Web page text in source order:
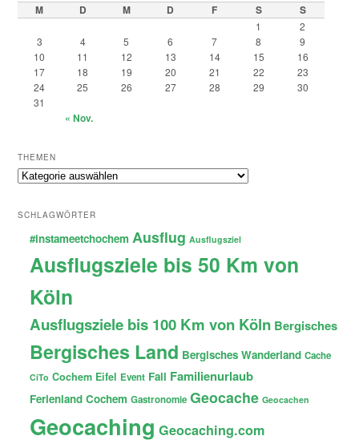
M D M D F S S
1
2
3
4 5 6 7 8
9
10
11 12 13 14 15
16
17
18 19 20 21 22
23
24
25 26 27 28 29
30
31
« Nov.
THEMEN
Themen
SCHLAGWÖRTER
#instameetchochem Ausflug Ausflugsziel
Ausflugsziele bis 50 Km von
Köln
Ausflugsziele bis 100 Km von Köln Bergisches
Bergisches Land Bergisches Wanderland Cache
CiTo Cochem Eifel Event Fail Familienurlaub
Ferienland Cochem Gastronomie Geocache Geocachen
Geocaching Geocaching.com